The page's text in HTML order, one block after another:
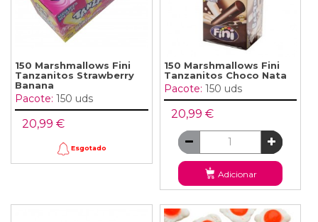
150 Marshmallows Fini
Tanzanitos Strawberry
Banana
Pacote: 150 uds
20,99 €
Esgotado
150 Marshmallows Fini
Tanzanitos Choco Nata
Pacote: 150 uds
20,99 €
Adicionar